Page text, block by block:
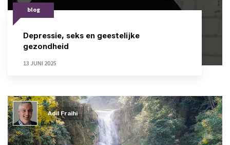
blog
Depressie, seks en geestelijke
gezondheid
13 JUNI 2025
Adil Fraihi